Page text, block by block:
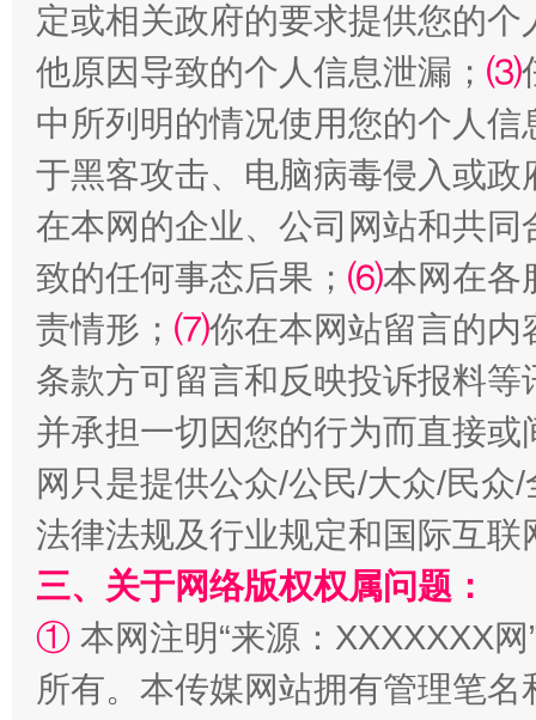
受贿1.44亿！段成刚被判无期 从幼
定或相关政府的要求提供您的个
他原因导致的个人信息泄漏； ⑶
中所列明的情况使用您的个人
于黑客攻击、电脑病毒侵入或
在本网的企业、公司网站和共
致的任何事态后果； ⑹本网在各
责情形； ⑺你在本网站留言的内
条款方可留言和反映投诉报料
并承担一切因您的行为而直接
网只是提供公众/公民/大众/民
法律法规及行业规定和国际互
三、关于网络版权权属问题：
① 本网注明“来源：XXXXXXX
所有。本传媒网站拥有管理笔